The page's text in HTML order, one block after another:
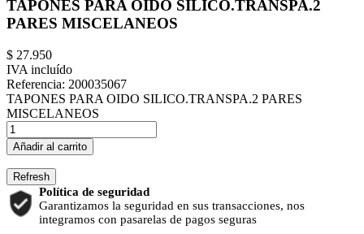
TAPONES PARA OIDO SILICO.TRANSPA.2
PARES MISCELANEOS
$ 27.950
IVA incluído
Referencia: 200035067
TAPONES PARA OIDO SILICO.TRANSPA.2 PARES
MISCELANEOS
Añadir al carrito
Política de seguridad
Garantizamos la seguridad en sus transacciones, nos
integramos con pasarelas de pagos seguras